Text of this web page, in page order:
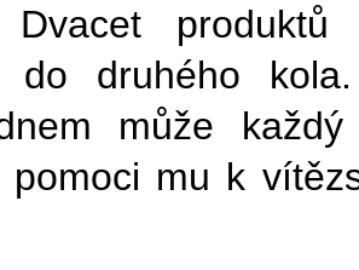
Dvacet
do druhého
může
pomoci mu k